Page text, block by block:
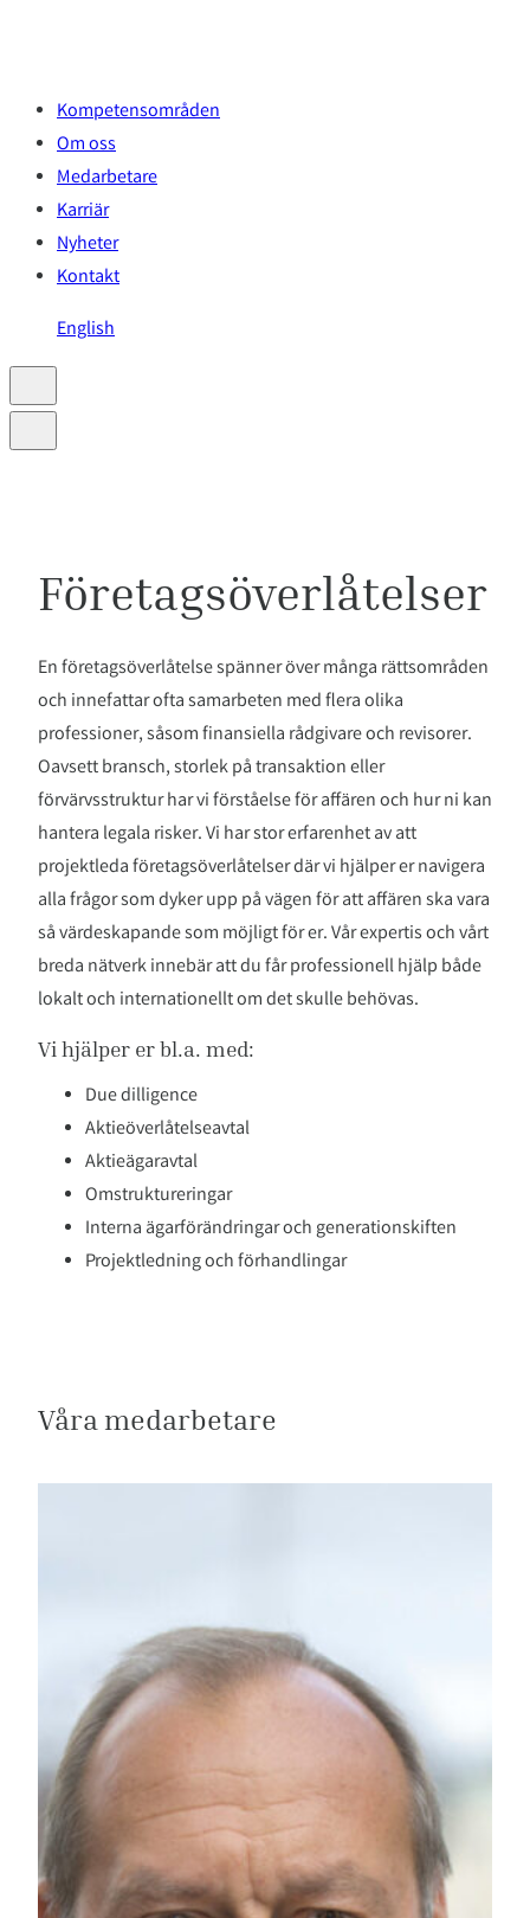
Kompetensområden
Om oss
Medarbetare
Karriär
Nyheter
Kontakt
English
Företagsöverlåtelser
En företagsöverlåtelse spänner över många rättsområden
och innefattar ofta samarbeten med flera olika
professioner, såsom finansiella rådgivare och revisorer.
Oavsett bransch, storlek på transaktion eller
förvärvsstruktur har vi förståelse för affären och hur ni kan
hantera legala risker. Vi har stor erfarenhet av att
projektleda företagsöverlåtelser där vi hjälper er navigera
alla frågor som dyker upp på vägen för att affären ska vara
så värdeskapande som möjligt för er. Vår expertis och vårt
breda nätverk innebär att du får professionell hjälp både
lokalt och internationellt om det skulle behövas.
Vi hjälper er bl.a. med:
Due dilligence
Aktieöverlåtelseavtal
Aktieägaravtal
Omstruktureringar
Interna ägarförändringar och generationskiften
Projektledning och förhandlingar
Våra medarbetare